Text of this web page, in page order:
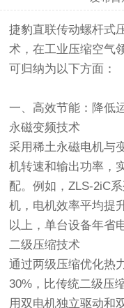
捷豹直联传动螺杆式
术，在工业压缩空气
可归纳为以下方面：
一、高效节能：降低
永磁变频技术
采用稀土永磁电机与
机转速和输出功率，
配。例如，ZLS-2iC
机，电机效率平均提
以上，单台设备年省
二级压缩技术
通过两级压缩优化热
30%，比传统二级压
用双电机独立驱动和